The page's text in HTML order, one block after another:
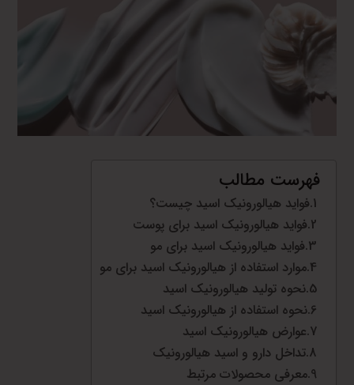
فهرست مطالب
فواید هیالورونیک اسید چیست؟
فواید هیالورونیک اسید برای پوست
فواید هیالورونیک اسید برای مو
موارد استفاده از هیالورونیک اسید برای مو
نحوه تولید هیالورونیک اسید
نحوه استفاده از هیالورونیک اسید
عوارض هیالورونیک اسید
تداخل دارو و اسید هیالورونیک
معرفی محصولات مرتبط